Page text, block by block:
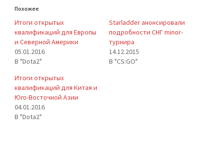
Похожее
Итоги открытых
квалификаций для Европы
и Северной Америки
05.01.2016
В "Dota2"
Starladder анонсировали
подробности СНГ minor-
турнира
14.12.2015
В "CS:GO"
Итоги открытых
квалификаций для Китая и
Юго-Восточной Азии
04.01.2016
В "Dota2"